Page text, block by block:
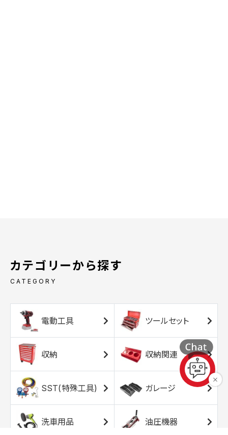
カテゴリーから探す
CATEGORY
電動工具 ツールセット
収納 収納関連
SST(特殊工具) ガレージ
洗車用品 油圧機器